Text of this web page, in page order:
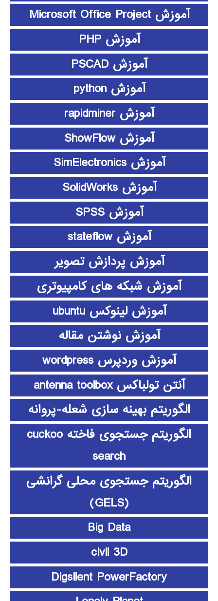
آموزش Microsoft Office Project
آموزش PHP
آموزش PSCAD
آموزش python
آموزش rapidminer
آموزش ShowFlow
آموزش SimElectronics
آموزش SolidWorks
آموزش SPSS
آموزش stateflow
آموزش پردازش تصویر
آموزش شبکه های کامپیوتری
آموزش لینوکس ubuntu
آموزش نوشتن مقاله
آموزش وردپرس wordpress
آنتن تولباکس antenna toolbox
الگوریتم بهینه سازی شعله-پروانه
الگوریتم جستجوی فاخته cuckoo
search
الگوریتم جستجوی محلی گرانشی
(GELS)
Big Data
civil 3D
Digsilent PowerFactory